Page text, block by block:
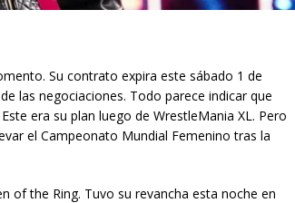
Su contrato expira este sábado 1 de
las negociaciones. Todo parece indicar que
era su plan luego de WrestleMania XL. Pero
el Campeonato Mundial Femenino tras la
of the Ring. Tuvo su revancha esta noche en